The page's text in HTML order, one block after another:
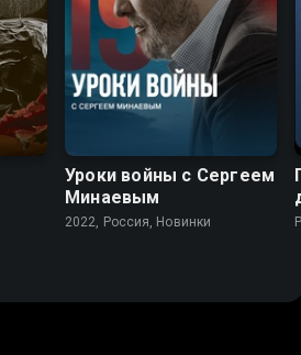
Уроки войны с Сергеем
Минаевым
2022, Россия, Новинки